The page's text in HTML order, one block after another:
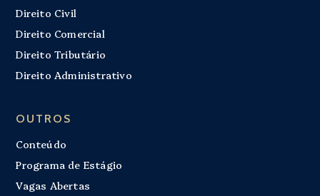
Direito Civil
Direito Comercial
Direito Tributário
Direito Administrativo
OUTROS
Conteúdo
Programa de Estágio
Vagas Abertas